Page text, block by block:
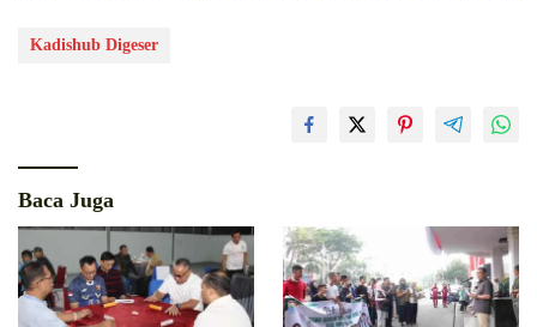
Kadishub Digeser
Baca Juga